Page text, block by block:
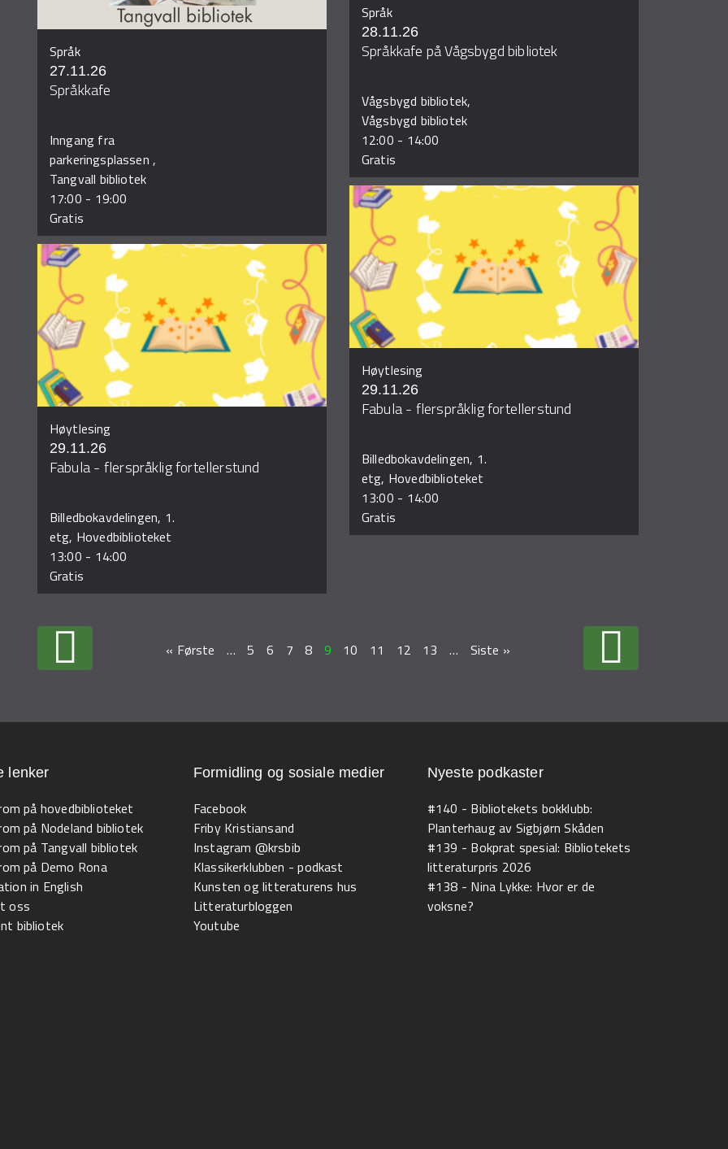
Språk
27.11.26
Språkkafe
Inngang fra
parkeringsplassen ,
Tangvall bibliotek
17:00 - 19:00
Gratis
Språk
28.11.26
Språkkafe på Vågsbygd bibliotek
Vågsbygd bibliotek,
Vågsbygd bibliotek
12:00 - 14:00
Gratis
Høytlesing
29.11.26
Fabula - flerspråklig fortellerstund
Billedbokavdelingen, 1.
etg, Hovedbiblioteket
13:00 - 14:00
Gratis
Høytlesing
29.11.26
Fabula - flerspråklig fortellerstund
Billedbokavdelingen, 1.
etg, Hovedbiblioteket
13:00 - 14:00
Gratis
« Første … 5 6 7 8 9 10 11 12 13 … Siste »
lenker
på hovedbiblioteket
på Nodeland bibliotek
på Tangvall bibliotek
på Demo Rona
in English
oss
bibliotek
Formidling og sosiale medier
Facebook
Friby Kristiansand
Instagram @krsbib
Klassikerklubben - podkast
Kunsten og litteraturens hus
Litteraturbloggen
Youtube
Nyeste podkaster
#140 - Bibliotekets bokklubb:
Planterhaug av Sigbjørn Skåden
#139 - Bokprat spesial: Bibliotekets
litteraturpris 2026
#138 - Nina Lykke: Hvor er de
voksne?